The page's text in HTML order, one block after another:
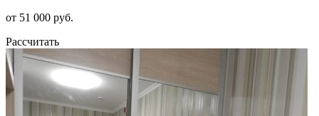
от 51 000 руб.
Рассчитать